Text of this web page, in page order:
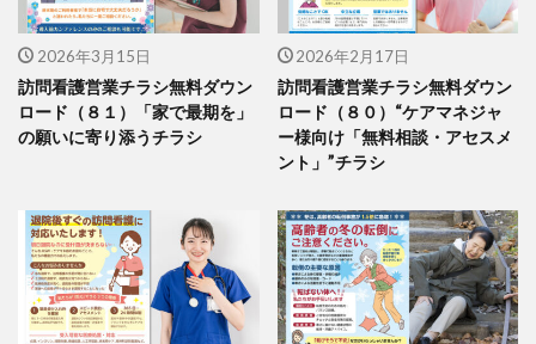
2026年3月15日
訪問看護営業チラシ無料ダウン
ロード（８１）「家で最期を」
の願いに寄り添うチラシ
2026年2月17日
訪問看護営業チラシ無料ダウン
ロード（８０）“ケアマネジャ
ー様向け「無料相談・アセスメ
ント」”チラシ